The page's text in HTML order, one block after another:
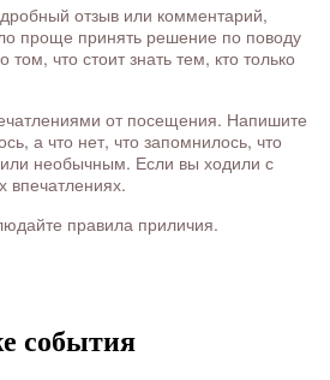
отзыв или комментарий,
проще принять решение по поводу
что стоит знать тем, кто только
от посещения. Напишите
а что нет, что запомнилось, что
необычным. Если вы ходили с
впечатлениях.
правила приличия.
события